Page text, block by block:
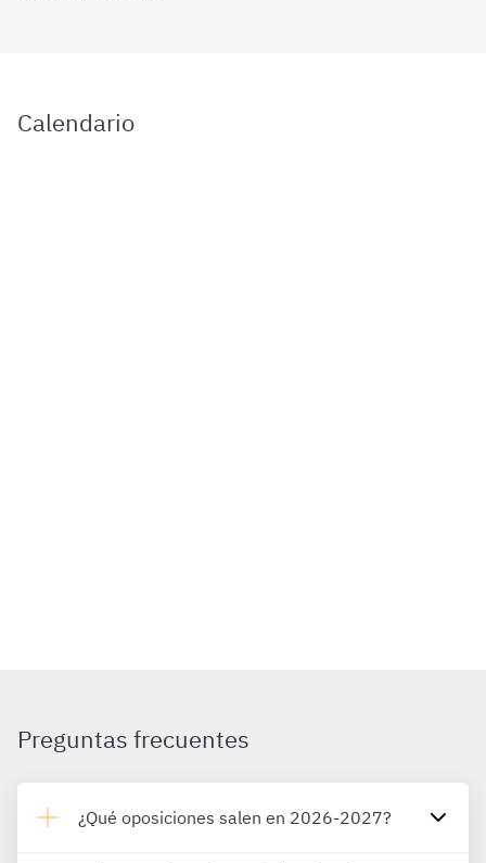
Calendario
Preguntas frecuentes
¿Qué oposiciones salen en 2026-2027?